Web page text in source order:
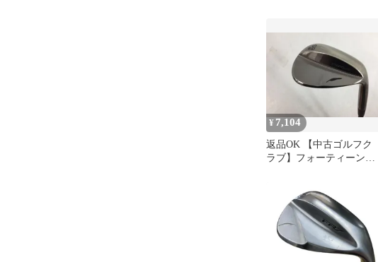
¥ 7,104
返品OK 【中古ゴルフク
ラブ】フォーティーン
ン) NSプロ TS-101w SW